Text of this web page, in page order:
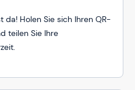
da! Holen Sie sich Ihren QR-
teilen Sie Ihre